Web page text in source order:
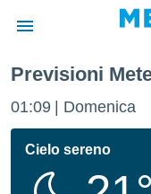
di
Previsioni
01:09 Domenica
Cielo sereno